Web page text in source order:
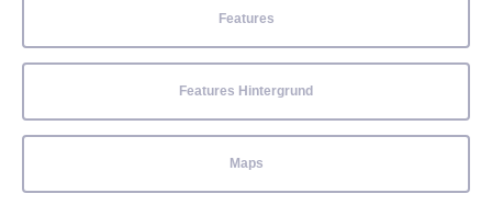
Features
Features Hintergrund
Maps